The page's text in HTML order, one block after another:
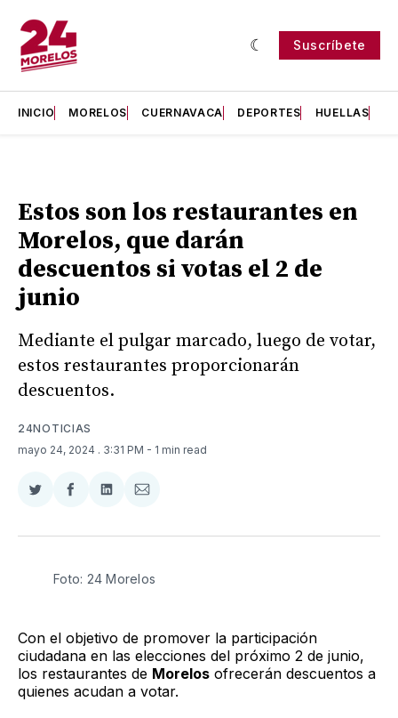
Suscríbete
INICIO MORELOS CUERNAVACA DEPORTES HUELLAS
Estos son los restaurantes en
Morelos, que darán
descuentos si votas el 2 de
junio
Mediante el pulgar marcado, luego de votar,
estos restaurantes proporcionarán
descuentos.
24NOTICIAS
mayo 24, 2024 . 3:31 PM - 1 min read
Compartir
Twitter
Compartir
Facebook
Compartir
LinkedIn
Compartir
Email
Foto: 24 Morelos
Con el objetivo de promover la participación
ciudadana en las elecciones del próximo 2 de junio,
los restaurantes de Morelos ofrecerán descuentos a
quienes acudan a votar.